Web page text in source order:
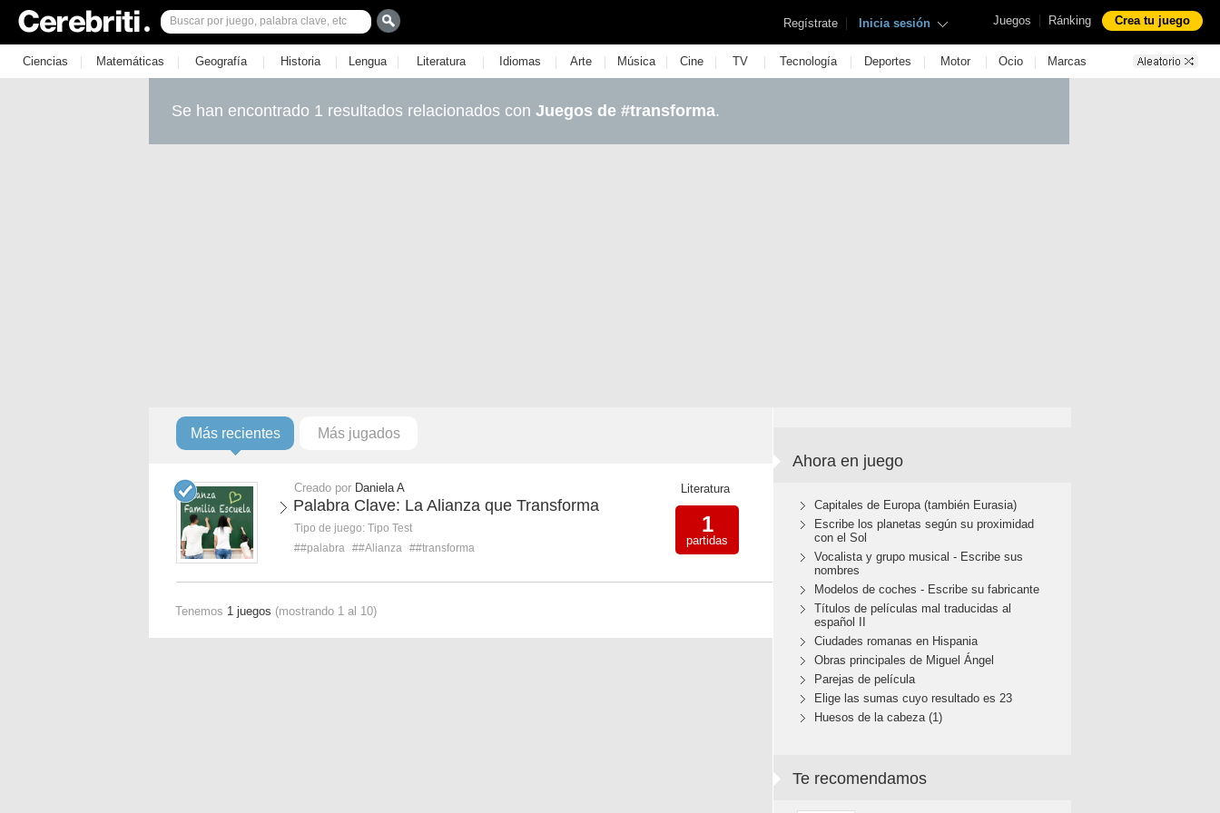
Juegos | Ránking Crea tu juego
Regístrate | Inicia sesión
Ciencias | Matemáticas | Geografía | Historia | Lengua | Literatura | Idiomas | Arte | Música | Cine | TV | Tecnología | Deportes | Motor | Ocio | Marcas
Se han encontrado 1 resultados relacionados con Juegos de #transforma.
Más recientes Más jugados
Creado por Daniela A
Palabra Clave: La Alianza que Transforma
Tipo de juego: Tipo Test
##palabra ##Alianza ##transforma
Literatura
1
partidas
Tenemos 1 juegos (mostrando 1 al 10)
Ahora en juego
Capitales de Europa (también Eurasia)
Escribe los planetas según su proximidad
con el Sol
Vocalista y grupo musical - Escribe sus
nombres
Modelos de coches - Escribe su fabricante
Títulos de películas mal traducidas al
español II
Ciudades romanas en Hispania
Obras principales de Miguel Ángel
Parejas de película
Elige las sumas cuyo resultado es 23
Huesos de la cabeza (1)
Te recomendamos